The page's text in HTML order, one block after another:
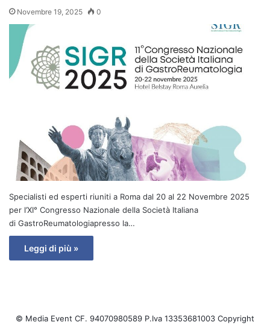
Novembre 19, 2025 0
Specialisti ed esperti riuniti a Roma dal 20 al 22 Novembre 2025
per l’XI° Congresso Nazionale della Società Italiana
di GastroReumatologiapresso la…
Leggi di più »
© Media Event CF. 94070980589 P.Iva 13353681003 Copyright